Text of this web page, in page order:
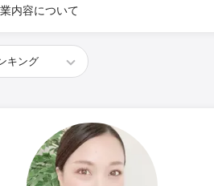
内容について